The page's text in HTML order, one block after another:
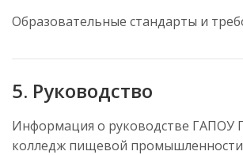
Образовательные стандарты и
5. Руководство
Информация о руководстве ГАПОУ
колледж пищевой